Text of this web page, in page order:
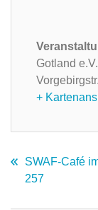
Gotland e.V.
+
SWAF-Café
257